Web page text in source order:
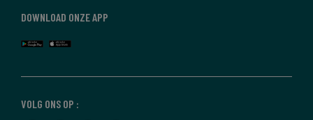
VOLG ONS OP :
DOWNLOAD ONZE APP